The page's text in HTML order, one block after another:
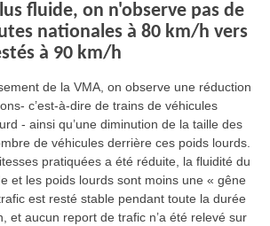
fluide, on n'observe pas de
nationales à 80 km/h vers
à 90 km/h
de la VMA, on observe une réduction
c’est-à-dire de trains de véhicules
- ainsi qu’une diminution de la taille des
de véhicules derrière ces poids lourds.
pratiquées a été réduite, la fluidité du
et les poids lourds sont moins une « gêne
est resté stable pendant toute la durée
et aucun report de trafic n’a été relevé sur